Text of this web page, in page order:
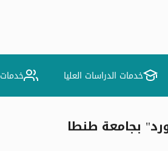
خدمات الدراسات العليا
بجامعة طنطا